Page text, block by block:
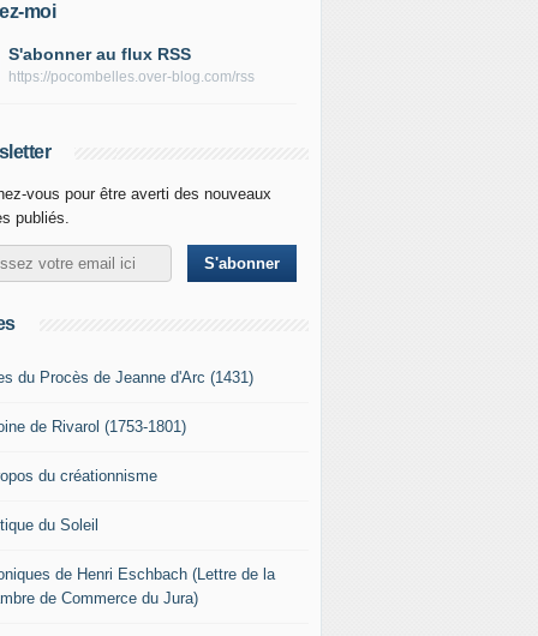
moi
S'abonner au flux RSS
https://pocombelles.over-blog.com/rss
vous pour être averti des nouveaux
publiés.
du Procès de Jeanne d'Arc (1431)
de Rivarol (1753-1801)
du créationnisme
du Soleil
de Henri Eschbach (Lettre de la
de Commerce du Jura)